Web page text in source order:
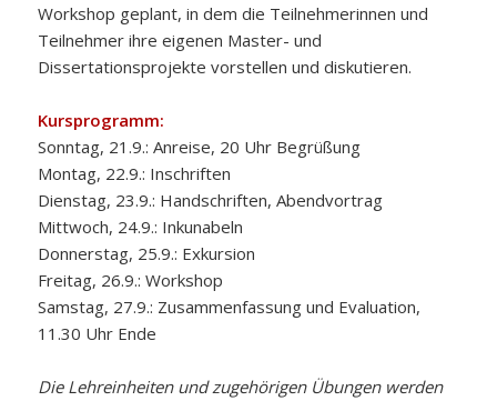
Workshop geplant, in dem die Teilnehmerinnen und
Teilnehmer ihre eigenen Master- und
Dissertationsprojekte vorstellen und diskutieren.
Kursprogramm:
Sonntag, 21.9.: Anreise, 20 Uhr Begrüßung
Montag, 22.9.: Inschriften
Dienstag, 23.9.: Handschriften, Abendvortrag
Mittwoch, 24.9.: Inkunabeln
Donnerstag, 25.9.: Exkursion
Freitag, 26.9.: Workshop
Samstag, 27.9.: Zusammenfassung und Evaluation,
11.30 Uhr Ende
Die Lehreinheiten und zugehörigen Übungen werden